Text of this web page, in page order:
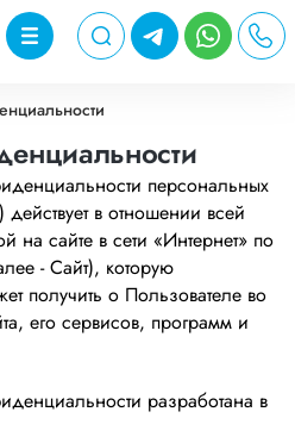
персональных
в отношении всей
сайте в сети «Интернет» по
- Сайт), которую
получить о Пользователе во
его сервисов, программ и
разработана в